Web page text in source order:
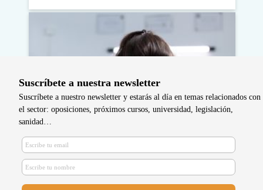
¿Por qué preparar una oposición
de enfermería es una decisión
estratégica?
Suscríbete a nuestra newsletter
Suscríbete a nuestro newsletter y estarás al día en temas relacionados con
el sector: oposiciones, próximos cursos, universidad, legislación,
sanidad…